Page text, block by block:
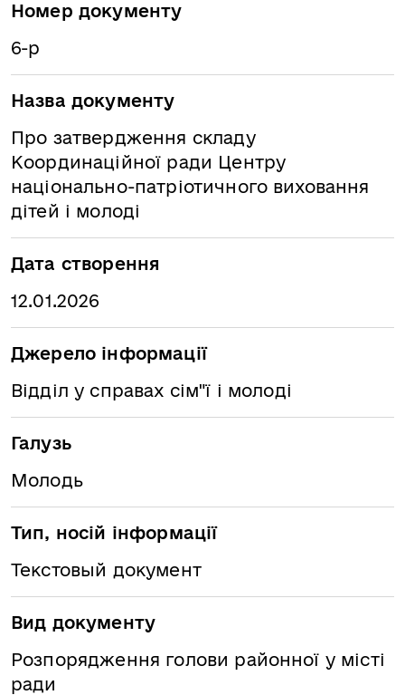
Номер документу
6-р
Назва документу
Про затвердження складу
Координаційної ради Центру
національно-патріотичного виховання
дітей і молоді
Дата створення
12.01.2026
Джерело інформації
Відділ у справах сім"ї і молоді
Галузь
Молодь
Тип, носій інформації
Текстовый документ
Вид документу
Розпорядження голови районної у місті
ради